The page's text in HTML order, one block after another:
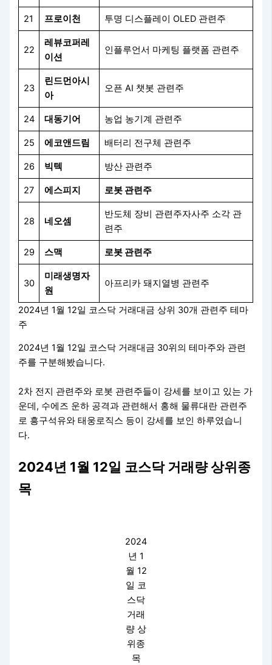
21 프로이천 투명 디스플레이 OLED 관련주
22
레뷰코퍼레
이션
인플루언서 마케팅 플랫폼 관련주
23
린드먼아시
아
오픈 AI 챗봇 관련주
24 대동기어 농업 농기계 관련주
25 에코앤드림 배터리 전구체 관련주
26 빅텍 방산 관련주
27 에스피지 로봇 관련주
28 네오셈
반도체 장비 관련주자사주 소각 관
련주
29 스맥 로봇 관련주
30
미래생명자
원
아프리카 돼지열병 관련주
2024년 1월 12일 코스닥 거래대금 상위 30개 관련주 테마
주
2024년 1월 12일 코스닥 거래대금 30위의 테마주와 관련
주를 구분해봤습니다.
2차 전지 관련주와 로봇 관련주들이 강세를 보이고 있는 가
운데, 수에즈 운하 공격과 관련해서 홍해 물류대란 관련주
로 흥구석유와 태웅로직스 등이 강세를 보인 하루였습니
다.
2024년 1월 12일 코스닥 거래량 상위종
목
2024
년 1
월 12
일 코
스닥
거래
량 상
위종
목